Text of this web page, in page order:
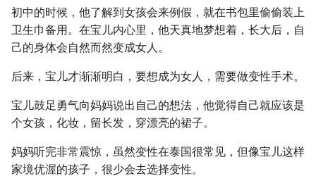
初中的时候，他了解到女孩会来例假，就在书包里偷偷装上
卫生巾备用。在宝儿内心里，他天真地梦想着，长大后，自
己的身体会自然而然变成女人。
后来，宝儿才渐渐明白，要想成为女人，需要做变性手术。
宝儿鼓足勇气向妈妈说出自己的想法，他觉得自己就应该是
个女孩，化妆，留长发，穿漂亮的裙子。
妈妈听完非常震惊，虽然变性在泰国很常见，但像宝儿这样
家境优渥的孩子，很少会去选择变性。